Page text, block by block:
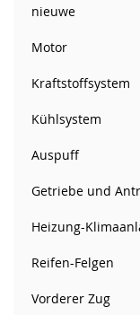
nieuwe
Motor
Kraftstoffsystem
Kühlsystem
Auspuff
Getriebe und
Heizung-
Reifen-Felgen
Vorderer Zug